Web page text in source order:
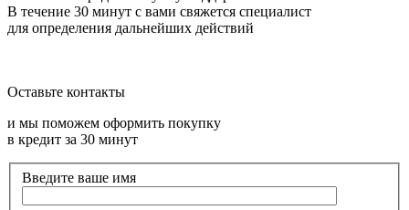
В течение 30 минут с вами свяжется специалист
для определения дальнейших действий
Оставьте контакты
и мы поможем оформить покупку
в кредит за 30 минут
Введите ваше имя